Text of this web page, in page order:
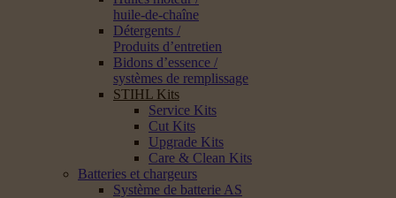
huile-de-chaîne
Détergents /
Produits d’entretien
Bidons d’essence /
systèmes de remplissage
STIHL Kits
Service Kits
Cut Kits
Upgrade Kits
Care & Clean Kits
Batteries et chargeurs
Système de batterie AS